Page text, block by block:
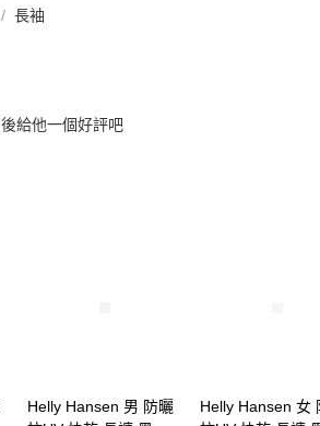
長袖
給他一個好評吧
Helly Hansen 男 防曬
Helly Hansen 女